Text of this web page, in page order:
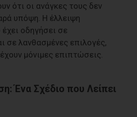
ότι οι ανάγκες τους δεν
υπόψη. Η έλλειψη
οδηγήσει σε
σε λανθασμένες επιλογές,
μόνιμες επιπτώσεις.
Ένα Σχέδιο που Λείπει